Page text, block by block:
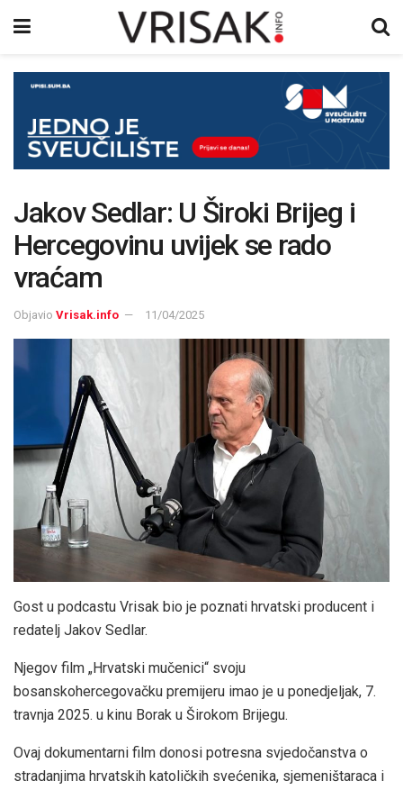
Jakov Sedlar: U Široki Brijeg i
Hercegovinu uvijek se rado
vraćam
Objavio Vrisak.info 11/04/2025
Gost u podcastu Vrisak bio je poznati hrvatski producent i
redatelj Jakov Sedlar.
Njegov film „Hrvatski mučenici“ svoju
bosanskohercegovačku premijeru imao je u ponedjeljak, 7.
travnja 2025. u kinu Borak u Širokom Brijegu.
Ovaj dokumentarni film donosi potresna svjedočanstva o
stradanjima hrvatskih katoličkih svećenika, sjemeništaraca i